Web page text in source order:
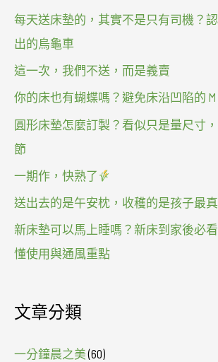
每天送床墊的，其實不是只有司機？
出的烏龜車
這一次，我們不送，而是義賣
你的床也有蝴蝶嗎？避免床沿凹陷的
圓形床墊怎麼訂製？看似只是量尺寸
節
一期作，快熟了
送出去的是午安枕，收穫的是孩子最
新床墊可以馬上睡嗎？新床到家後必
懂使用與通風重點
文章分類
一分鐘晨之美(60)